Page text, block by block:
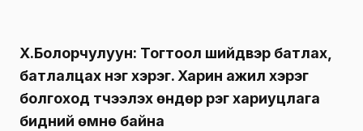
Х.Болорчулуун: Тогтоол шийдвэр батлах,
батлалцах нэг хэрэг. Харин ажил хэрэг
болгоход түүчээлэх өндөр үүрэг хариуцлага
бидний өмнө байна